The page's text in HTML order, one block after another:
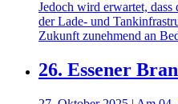
Jedoch wird erwartet,
der Lade- und
Zukunft zunehmend an
26. Essener